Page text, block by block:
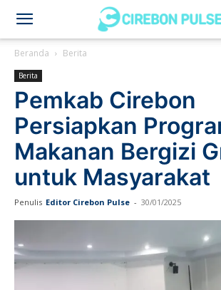
Cirebon
Pulse
Beranda Berita
Berita
Pemkab Cirebon
Persiapkan
Makanan Bergizi
untuk Masyarakat
Penulis Editor Cirebon Pulse - 30/01/2025